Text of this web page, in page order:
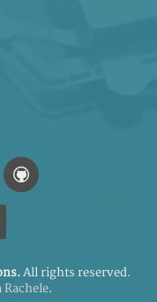
All rights reserved.
Rachele.